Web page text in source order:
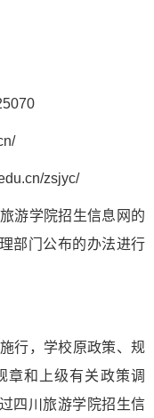
zsjyc/
游学院招生信息网的
部门公布的办法进行
行，学校原政策、规
章和上级有关政策调
四川旅游学院招生信